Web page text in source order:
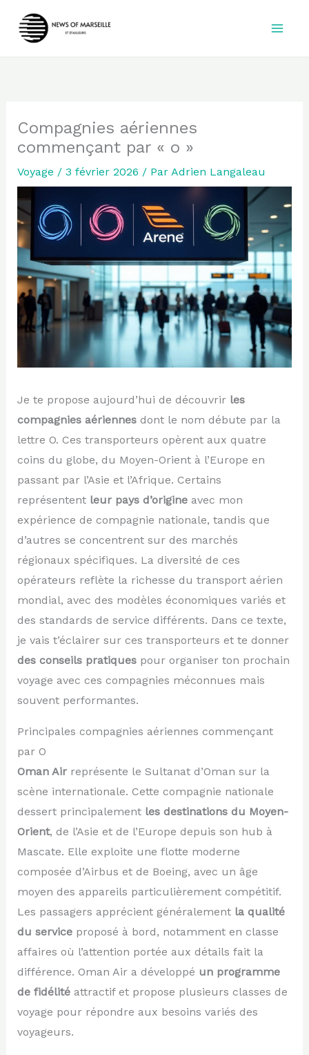
Compagnies aériennes
commençant par « o »
Voyage / 3 février 2026 / Par Adrien Langaleau
Je te propose aujourd’hui de découvrir les
compagnies aériennesdont le nom débute par la
lettre O. Ces transporteurs opèrent aux quatre
coins du globe, du Moyen-Orient à l’Europe en
passant par l’Asie et l’Afrique. Certains
représentent leur pays d’origineavec mon
expérience de compagnie nationale, tandis que
d’autres se concentrent sur des marchés
régionaux spécifiques. La diversité de ces
opérateurs reflète la richesse du transport aérien
mondial, avec des modèles économiques variés et
des standards de service différents. Dans ce texte,
je vais t’éclairer sur ces transporteurs et te donner
des conseils pratiquespour organiser ton prochain
voyage avec ces compagnies méconnues mais
souvent performantes.
Principales compagnies aériennes commençant
par O
Oman Airreprésente le Sultanat d’Oman sur la
scène internationale. Cette compagnie nationale
dessert principalement les destinations du Moyen-
Orient, de l’Asie et de l’Europe depuis son hub à
Mascate. Elle exploite une flotte moderne
composée d’Airbus et de Boeing, avec un âge
moyen des appareils particulièrement compétitif.
Les passagers apprécient généralement la qualité
du serviceproposé à bord, notamment en classe
affaires où l’attention portée aux détails fait la
différence. Oman Air a développé un programme
de fidélitéattractif et propose plusieurs classes de
voyage pour répondre aux besoins variés des
voyageurs.